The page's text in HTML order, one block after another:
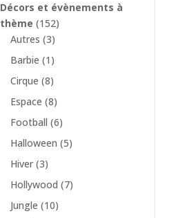
Décors et évènements à
thème (152)
Autres (3)
Barbie (1)
Cirque (8)
Espace (8)
Football (6)
Halloween (5)
Hiver (3)
Hollywood (7)
Jungle (10)